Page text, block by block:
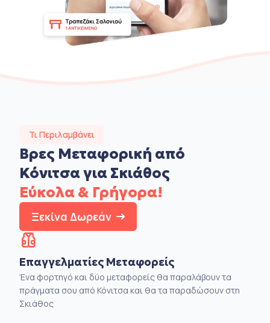
Τι Περιλαμβάνει
Βρες Μεταφορική από
Κόνιτσα για Σκιάθος
Εύκολα & Γρήγορα!
Ξεκίνα Δωρεάν
Επαγγελματίες Μεταφορείς
Ένα φορτηγό και δύο μεταφορείς θα παραλάβουν τα
πράγματα σου από Κόνιτσα και θα τα παραδώσουν στη
Σκιάθος